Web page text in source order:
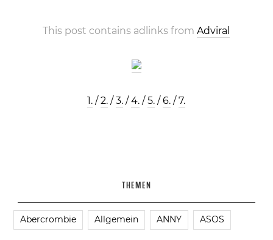
This post contains adlinks fromAdviral
1. /2. /3. /4. /5. /6. /7.
THEMEN
Abercrombie Allgemein ANNY ASOS